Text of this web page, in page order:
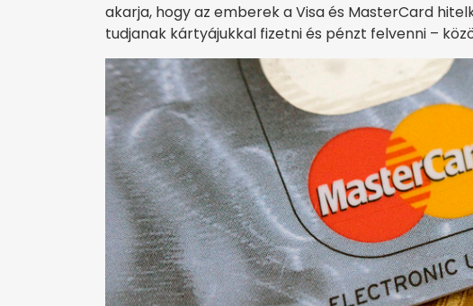
akarja, hogy az emberek a Visa és MasterCard
tudjanak kártyájukkal fizetni és pénzt felvenni –